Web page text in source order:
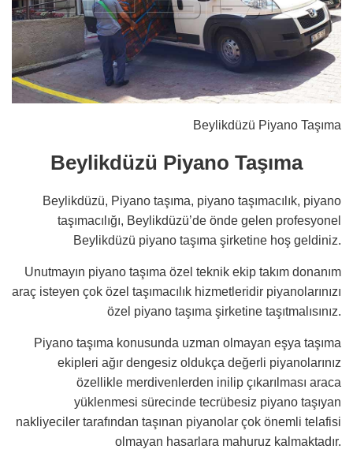
Beylikdüzü Piyano Taşıma
Beylikdüzü Piyano Taşıma
Beylikdüzü, Piyano taşıma, piyano taşımacılık, piyano
taşımacılığı, Beylikdüzü’de önde gelen profesyonel
Beylikdüzü piyano taşıma şirketine hoş geldiniz.
Unutmayın piyano taşıma özel teknik ekip takım donanım
araç isteyen çok özel taşımacılık hizmetleridir piyanolarınızı
özel piyano taşıma şirketine taşıtmalısınız.
Piyano taşıma konusunda uzman olmayan eşya taşıma
ekipleri ağır dengesiz oldukça değerli piyanolarınız
özellikle merdivenlerden inilip çıkarılması araca
yüklenmesi sürecinde tecrübesiz piyano taşıyan
nakliyeciler tarafından taşınan piyanolar çok önemli telafisi
olmayan hasarlara mahuruz kalmaktadır.